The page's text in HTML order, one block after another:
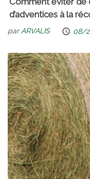
d’adventices à la
parARVALIS 08/